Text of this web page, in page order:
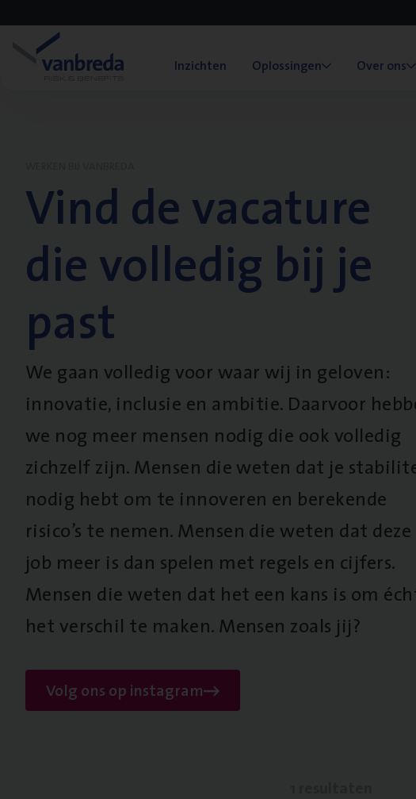
Inzichten Oplossingen Over ons
Vind de vacature
die volledig bij je
past
We gaan volledig voor waar wij in geloven:
innovatie, inclusie en ambitie. Daarvoor
we nog meer mensen nodig die ook volledig
zichzelf zijn. Mensen die weten dat je
nodig hebt om te innoveren en berekende
risico’s te nemen. Mensen die weten dat deze
job meer is dan spelen met regels en cijfers.
Mensen die weten dat het een kans is om
het verschil te maken. Mensen zoals jij?
Volg ons op instagram